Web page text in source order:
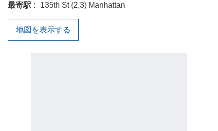
最寄駅 135th St (2,3) Manhattan
地図を表示する